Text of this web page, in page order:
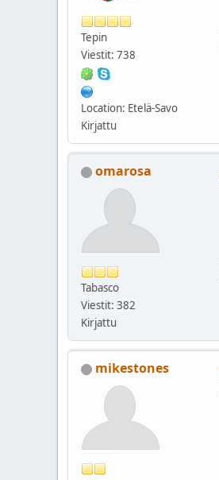
Tepin
Viestit: 738
Location: Etelä-Savo
Kirjattu
omarosa
Tabasco
Viestit: 382
Kirjattu
mikestones